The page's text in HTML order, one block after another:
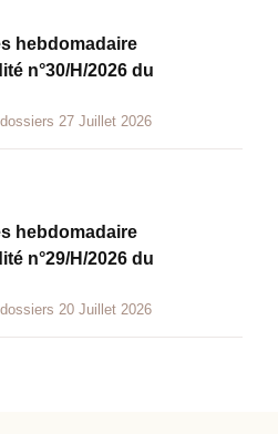
hebdomadaire
n°30/H/2026 du
27 Juillet 2026
hebdomadaire
n°29/H/2026 du
20 Juillet 2026